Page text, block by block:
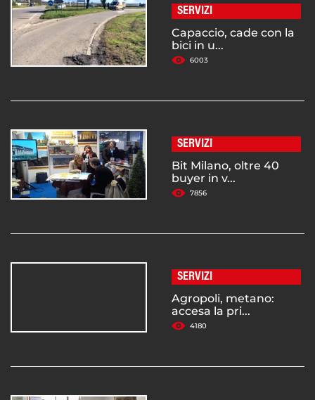
SERVIZI
Capaccio, cade con la
bici in u...
6003
SERVIZI
Bit Milano, oltre 40
buyer in v...
7856
SERVIZI
Agropoli, metano:
accesa la pri...
4180